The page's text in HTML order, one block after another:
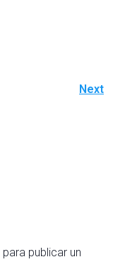
Next
para publicar un